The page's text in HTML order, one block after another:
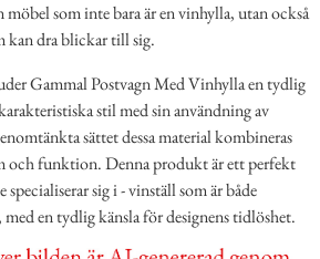
möbel som inte bara är en vinhylla, utan också
kan dra blickar till sig.
Gammal Postvagn Med Vinhylla en tydlig
stil med sin användning av
sättet dessa material kombineras
och funktion. Denna produkt är ett perfekt
specialiserar sig i - vinställ som är både
en tydlig känsla för designens tidlöshet.